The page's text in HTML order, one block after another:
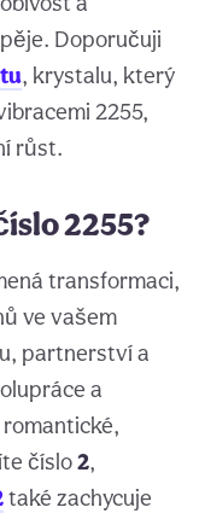
Doporučuji
, krystalu, který
2255,
růst.
2255?
transformaci,
ve vašem
partnerství a
a
číslo2,
také zachycuje